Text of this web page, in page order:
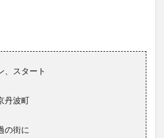
、スタート
丹波町
の街に